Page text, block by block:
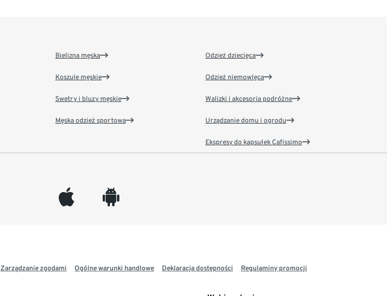
Bielizna męska
Koszule męskie
Swetry i bluzy męskie
Męska odzież sportowa
Odzież dziecięca
Odzież niemowlęca
Walizki i akcesoria podróżne
Urządzanie domu i ogrodu
Ekspresy do kapsułek Cafissimo
appleinc android
Zarządzanie zgodami Ogólne warunki handlowe Deklaracja dostępności Regulaminy promocji